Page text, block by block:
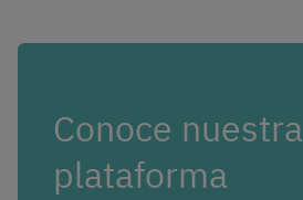
Conoce nuestra
plataforma